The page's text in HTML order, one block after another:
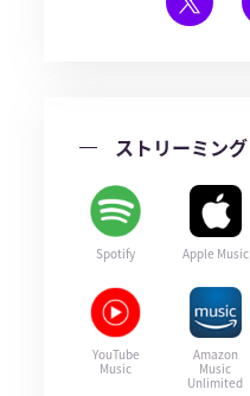
ストリーミング
Spotify Apple Music
YouTube
Music
Amazon
Music
Unlimited